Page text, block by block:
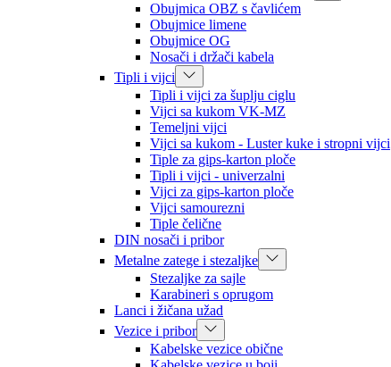
Obujmica OBZ s čavlićem
Obujmice limene
Obujmice OG
Nosači i držači kabela
Tipli i vijci
Tipli i vijci za šuplju ciglu
Vijci sa kukom VK-MZ
Temeljni vijci
Vijci sa kukom - Luster kuke i stropni vijci
Tiple za gips-karton ploče
Tipli i vijci - univerzalni
Vijci za gips-karton ploče
Vijci samourezni
Tiple čelične
DIN nosači i pribor
Metalne zatege i stezaljke
Stezaljke za sajle
Karabineri s oprugom
Lanci i žičana užad
Vezice i pribor
Kabelske vezice obične